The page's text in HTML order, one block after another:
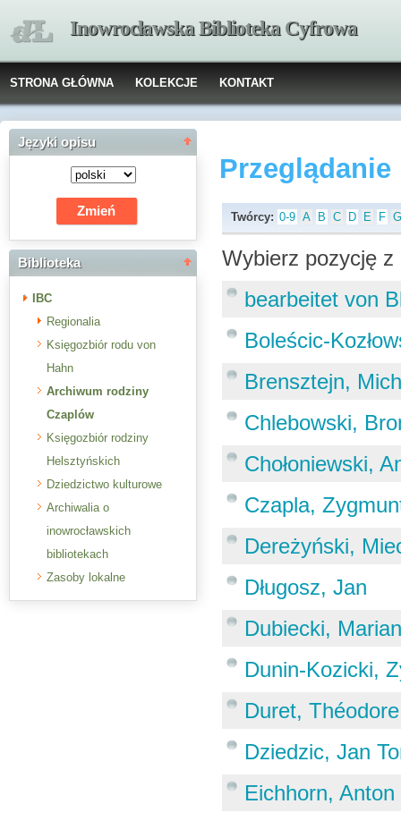
Inowrocławska Biblioteka Cyfrowa
STRONA GŁÓWNA KOLEKCJE KONTAKT
Języki opisu
Biblioteka
IBC
Regionalia
Księgozbiór rodu von
Hahn
Archiwum rodziny
Czaplów
Księgozbiór rodziny
Helsztyńskich
Dziedzictwo kulturowe
Archiwalia o
inowrocławskich
bibliotekach
Zasoby lokalne
Twórcy: 0-9 A B C D E F
Wybierz pozycję
bearbeitet von
Boleścic-
Brensztejn,
Chlebowski,
Chołoniewski,
Czapla,
Dereżyński,
Długosz, Jan
Dubiecki,
Dunin-Kozicki,
Duret, Théodore
Dziedzic, Jan
Eichhorn, Anton